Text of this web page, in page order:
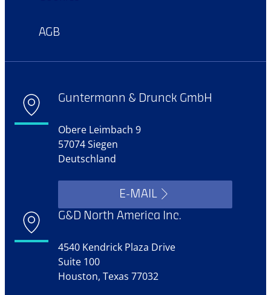
AGB
Guntermann & Drunck GmbH
Obere Leimbach 9
57074 Siegen
Deutschland
E-MAIL
G&D North America Inc.
4540 Kendrick Plaza Drive
Suite 100
Houston, Texas 77032